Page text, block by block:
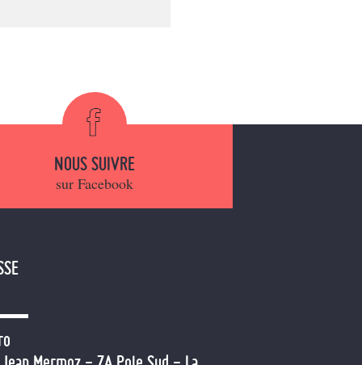
NOUS SUIVRE
sur Facebook